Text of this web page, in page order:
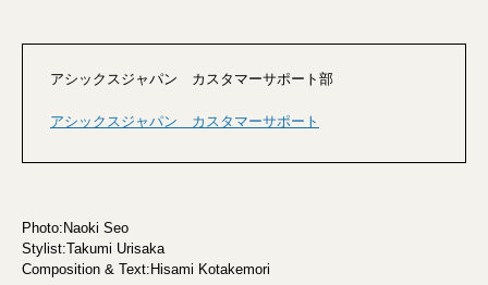
アシックスジャパン カスタマーサポート部
アシックスジャパン カスタマーサポート
Photo:Naoki Seo
Stylist:Takumi Urisaka
Composition & Text:Hisami Kotakemori